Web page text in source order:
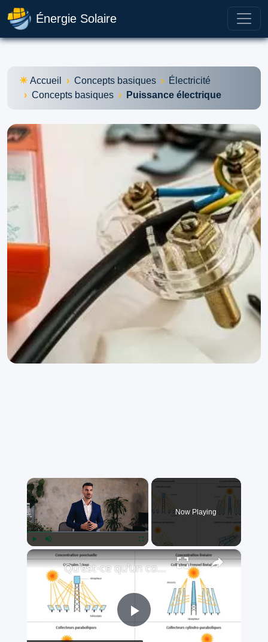
Énergie Solaire
Accueil Concepts basiques
Électricité
Concepts basiques
Puissance électrique
×
Play Unmute Fullscreen
Now Playing
×
Play
Qu'est-ce qu'un concentrateur solaire ?